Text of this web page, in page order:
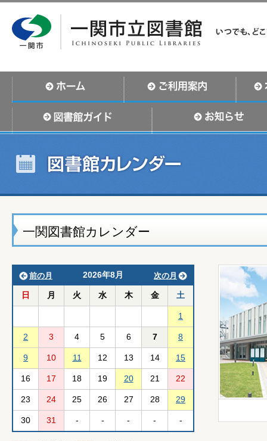
一関図書館カレンダー
前の月 2026年8月 次の月
日 月 火 水 木 金 土
1
2 3 4 5 6 7 8
9 10 11 12 13 14 15
16 17 18 19 20 21 22
23 24 25 26 27 28 29
30 31 - - - - -